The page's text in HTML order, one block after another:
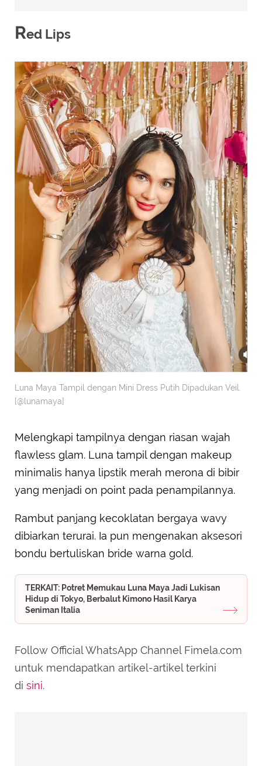
Red Lips
Luna Maya Tampil dengan Mini Dress Putih Dipadukan Veil.
[@lunamaya]
Melengkapi tampilnya dengan riasan wajah
flawless glam. Luna tampil dengan makeup
minimalis hanya lipstik merah merona di bibir
yang menjadi on point pada penampilannya.
Rambut panjang kecoklatan bergaya wavy
dibiarkan terurai. Ia pun mengenakan aksesori
bondu bertuliskan bride warna gold.
TERKAIT: Potret Memukau Luna Maya Jadi Lukisan
Hidup di Tokyo, Berbalut Kimono Hasil Karya
Seniman Italia
Follow Official WhatsApp Channel Fimela.com
untuk mendapatkan artikel-artikel terkini
di sini.